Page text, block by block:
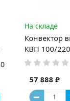
0
На складе
Конвектор
КВП 100/
57 888 ₽